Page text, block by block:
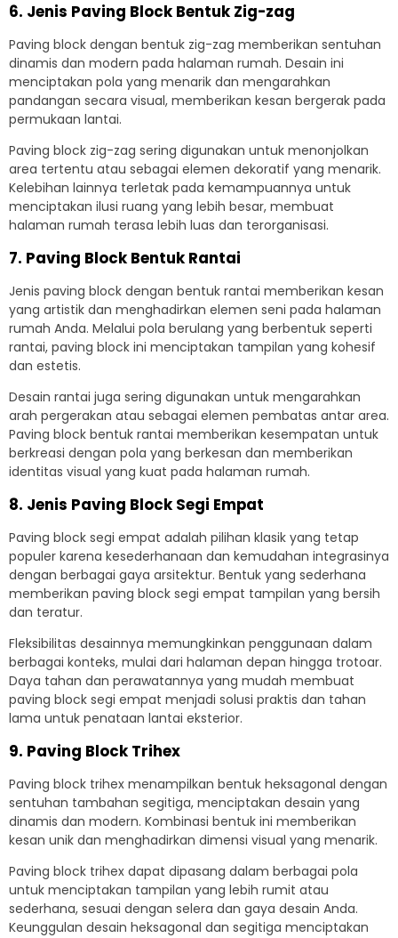
6. Jenis Paving Block Bentuk Zig-zag
Paving block dengan bentuk zig-zag memberikan sentuhan
dinamis dan modern pada halaman rumah. Desain ini
menciptakan pola yang menarik dan mengarahkan
pandangan secara visual, memberikan kesan bergerak pada
permukaan lantai.
Paving block zig-zag sering digunakan untuk menonjolkan
area tertentu atau sebagai elemen dekoratif yang menarik.
Kelebihan lainnya terletak pada kemampuannya untuk
menciptakan ilusi ruang yang lebih besar, membuat
halaman rumah terasa lebih luas dan terorganisasi.
7. Paving Block Bentuk Rantai
Jenis paving block dengan bentuk rantai memberikan kesan
yang artistik dan menghadirkan elemen seni pada halaman
rumah Anda. Melalui pola berulang yang berbentuk seperti
rantai, paving block ini menciptakan tampilan yang kohesif
dan estetis.
Desain rantai juga sering digunakan untuk mengarahkan
arah pergerakan atau sebagai elemen pembatas antar area.
Paving block bentuk rantai memberikan kesempatan untuk
berkreasi dengan pola yang berkesan dan memberikan
identitas visual yang kuat pada halaman rumah.
8. Jenis Paving Block Segi Empat
Paving block segi empat adalah pilihan klasik yang tetap
populer karena kesederhanaan dan kemudahan integrasinya
dengan berbagai gaya arsitektur. Bentuk yang sederhana
memberikan paving block segi empat tampilan yang bersih
dan teratur.
Fleksibilitas desainnya memungkinkan penggunaan dalam
berbagai konteks, mulai dari halaman depan hingga trotoar.
Daya tahan dan perawatannya yang mudah membuat
paving block segi empat menjadi solusi praktis dan tahan
lama untuk penataan lantai eksterior.
9. Paving Block Trihex
Paving block trihex menampilkan bentuk heksagonal dengan
sentuhan tambahan segitiga, menciptakan desain yang
dinamis dan modern. Kombinasi bentuk ini memberikan
kesan unik dan menghadirkan dimensi visual yang menarik.
Paving block trihex dapat dipasang dalam berbagai pola
untuk menciptakan tampilan yang lebih rumit atau
sederhana, sesuai dengan selera dan gaya desain Anda.
Keunggulan desain heksagonal dan segitiga menciptakan